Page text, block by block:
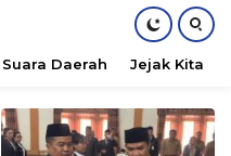
Suara Daerah Jejak Kita